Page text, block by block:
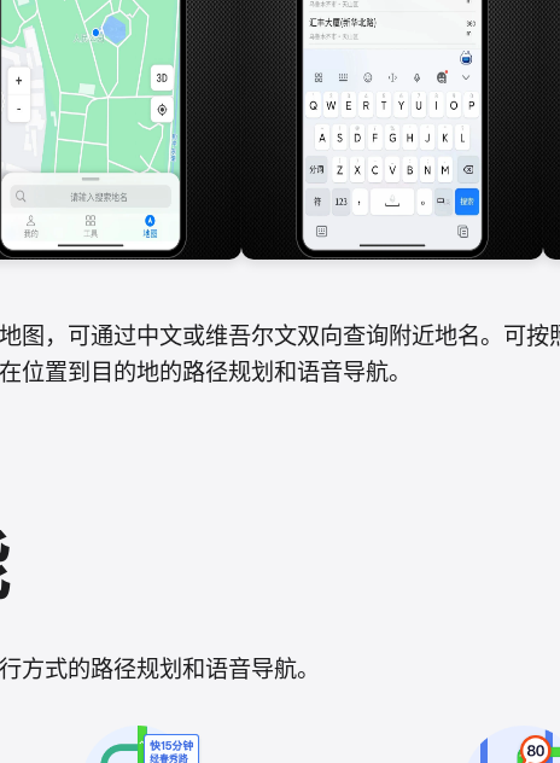
图，可通过中文或维吾尔文双向查询附近地名。可按
位置到目的地的路径规划和语音导航。
方式的路径规划和语音导航。